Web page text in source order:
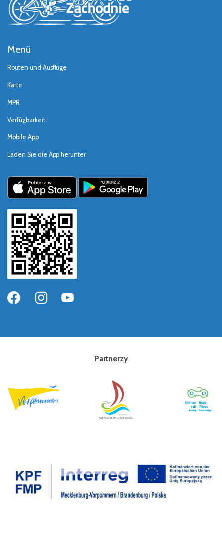
Menü
Routen und Ausflüge
Karte
MPR
Verfügbarkeit
Mobile App
Laden Sie die App herunter
Partnerzy